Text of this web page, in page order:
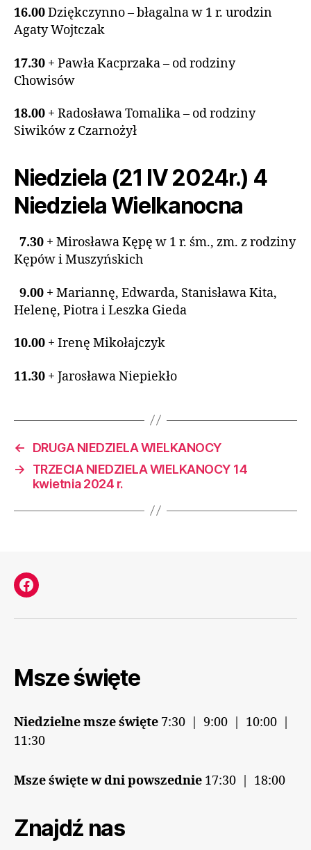
16.00Dziękczynno – błagalna w 1 r. urodzin
Agaty Wojtczak
17.30 + Pawła Kacprzaka – od rodziny
Chowisów
18.00 + Radosława Tomalika – od rodziny
Siwików z Czarnożył
Niedziela (21 IV 2024r.) 4
Niedziela Wielkanocna
7.30 + Mirosława Kępę w 1 r. śm., zm. z rodziny
Kępów i Muszyńskich
9.00 + Mariannę, Edwarda, Stanisława Kita,
Helenę, Piotra i Leszka Gieda
10.00 + Irenę Mikołajczyk
11.30 + Jarosława Niepiekło
←
DRUGA NIEDZIELA WIELKANOCY
→
TRZECIA NIEDZIELA WIELKANOCY 14
kwietnia 2024 r.
Facebook
Msze święte
Niedzielne msze święte 7:30 | 9:00 | 10:00 |
11:30
Msze święte w dni powszednie 17:30 | 18:00
Znajdź nas